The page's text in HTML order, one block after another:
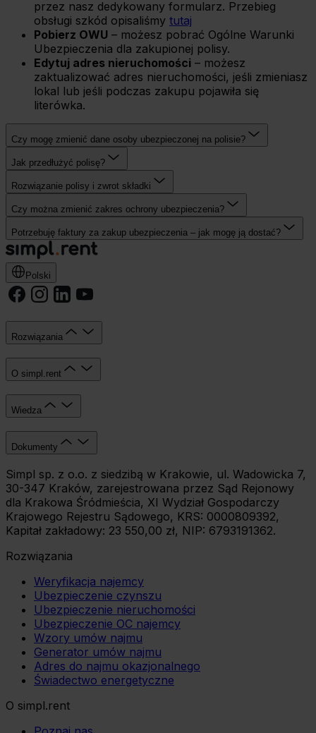
przez nasz dedykowany formularz. Przebieg
obsługi szkód opisaliśmy tutaj
Pobierz OWU – możesz pobrać Ogólne Warunki
Ubezpieczenia dla zakupionej polisy.
Edytuj adres nieruchomości – możesz
zaktualizować adres nieruchomości, jeśli zmieniasz
lokal lub jeśli podczas zakupu pojawiła się
literówka.
Czy mogę zmienić dane osoby ubezpieczonej na polisie?
Jak przedłużyć polisę?
Rozwiązanie polisy i zwrot składki
Czy można zmienić zakres ochrony ubezpieczenia?
Potrzebuję faktury za zakup ubezpieczenia – jak mogę ją dostać?
Polski
Rozwiązania
O simpl.rent
Wiedza
Dokumenty
Simpl sp. z o.o. z siedzibą w Krakowie, ul. Wadowicka 7,
30-347 Kraków, zarejestrowana przez Sąd Rejonowy
dla Krakowa Śródmieścia, XI Wydział Gospodarczy
Krajowego Rejestru Sądowego, KRS: 0000809392,
Kapitał zakładowy: 23 550,00 zł, NIP: 6793191362.
Rozwiązania
Weryfikacja najemcy
Ubezpieczenie czynszu
Ubezpieczenie nieruchomości
Ubezpieczenie OC najemcy
Wzory umów najmu
Generator umów najmu
Adres do najmu okazjonalnego
Świadectwo energetyczne
O simpl.rent